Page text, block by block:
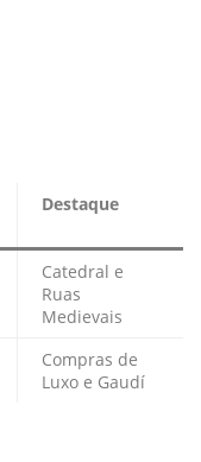
Destaque
Catedral e
Ruas
Medievais
Compras de
Luxo e Gaudí